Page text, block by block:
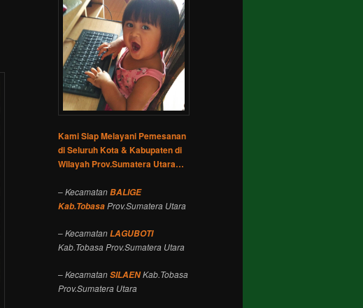
Kami Siap Melayani Pemesanan
di Seluruh Kota & Kabupaten di
Wilayah Prov.Sumatera Utara…
–KecamatanBALIGE
Kab.TobasaProv.Sumatera Utara
–KecamatanLAGUBOTI
Kab.Tobasa Prov.Sumatera Utara
–KecamatanSILAENKab.Tobasa
Prov.Sumatera Utara